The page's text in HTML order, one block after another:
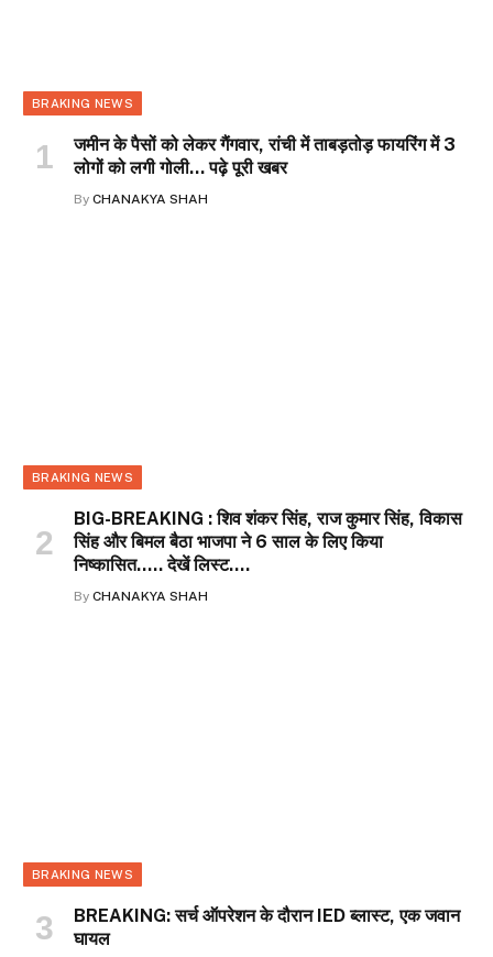
BRAKING NEWS
जमीन के पैसों को लेकर गैंगवार, रांची में ताबड़तोड़ फायरिंग में 3
लोगों को लगी गोली… पढ़े पूरी खबर
By CHANAKYA SHAH
BRAKING NEWS
BIG-BREAKING : शिव शंकर सिंह, राज कुमार सिंह, विकास
सिंह और बिमल बैठा भाजपा ने 6 साल के लिए किया
निष्कासित….. देखें लिस्ट….
By CHANAKYA SHAH
BRAKING NEWS
BREAKING: सर्च ऑपरेशन के दौरान IED ब्लास्ट, एक जवान
घायल